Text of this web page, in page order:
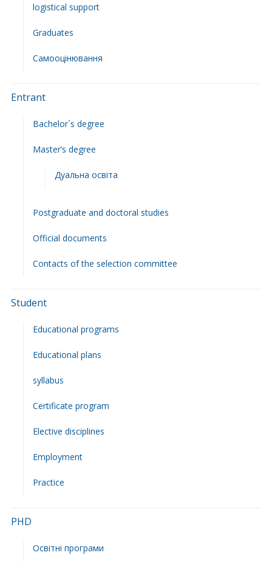
logistical support
Graduates
Самооцінювання
Entrant
Bachelor`s degree
Master’s degree
Дуальна освіта
Postgraduate and doctoral studies
Official documents
Contacts of the selection committee
Student
Educational programs
Educational plans
syllabus
Сertificate program
Elective disciplines
Employment
Practice
PHD
Освітні програми